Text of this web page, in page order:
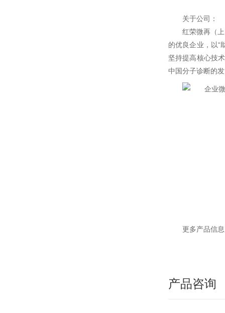
关于公司：
红荣微再（
的优良企业，以“
坚持提高核心技
中国分子诊断的
更多产品信
产品咨询